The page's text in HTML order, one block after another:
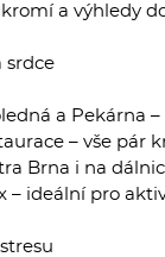
a výhledy
srdce
a Pekárna
– vše pár
Brna i na
– ideální pro